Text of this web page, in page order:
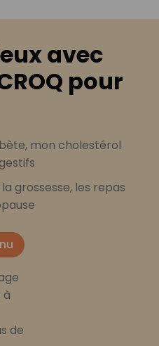
avec
pour
mon cholestérol
grossesse, les repas
à
de